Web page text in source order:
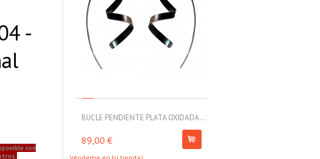
-
con
BUCLE PENDIENTE PLATA OXIDADA...
89,00 €